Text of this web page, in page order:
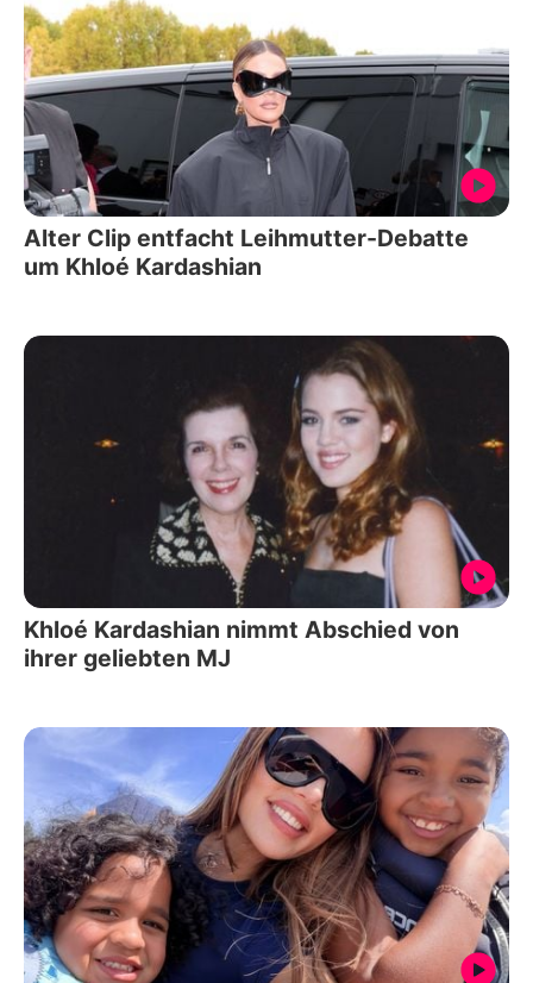
Alter Clip entfacht Leihmutter-Debatte
um Khloé Kardashian
Khloé Kardashian nimmt Abschied von
ihrer geliebten MJ